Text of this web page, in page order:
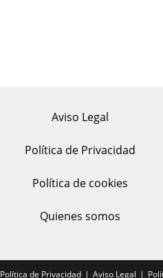
Aviso Legal
Política de Privacidad
Política de cookies
Quienes somos
Política de Privacidad Aviso Legal